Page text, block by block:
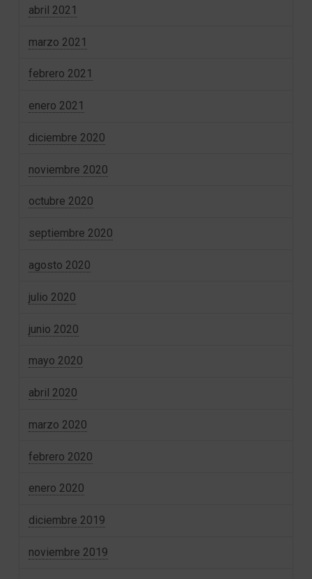
abril 2021
marzo 2021
febrero 2021
enero 2021
diciembre 2020
noviembre 2020
octubre 2020
septiembre 2020
agosto 2020
julio 2020
junio 2020
mayo 2020
abril 2020
marzo 2020
febrero 2020
enero 2020
diciembre 2019
noviembre 2019